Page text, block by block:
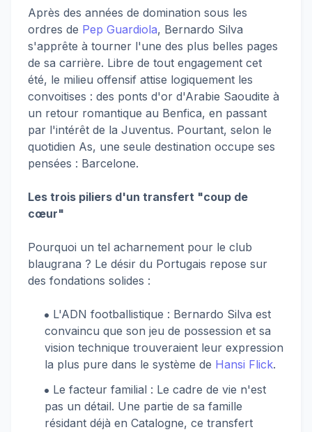
Après des années de domination sous les
ordres de Pep Guardiola, Bernardo Silva
s'apprête à tourner l'une des plus belles pages
de sa carrière. Libre de tout engagement cet
été, le milieu offensif attise logiquement les
convoitises : des ponts d'or d'Arabie Saoudite à
un retour romantique au Benfica, en passant
par l'intérêt de la Juventus. Pourtant, selon le
quotidien As, une seule destination occupe ses
pensées : Barcelone.
Les trois piliers d'un transfert "coup de
cœur"
Pourquoi un tel acharnement pour le club
blaugrana ? Le désir du Portugais repose sur
des fondations solides :
L'ADN footballistique : Bernardo Silva est
convaincu que son jeu de possession et sa
vision technique trouveraient leur expression
la plus pure dans le système de Hansi Flick.
Le facteur familial : Le cadre de vie n'est
pas un détail. Une partie de sa famille
résidant déjà en Catalogne, ce transfert